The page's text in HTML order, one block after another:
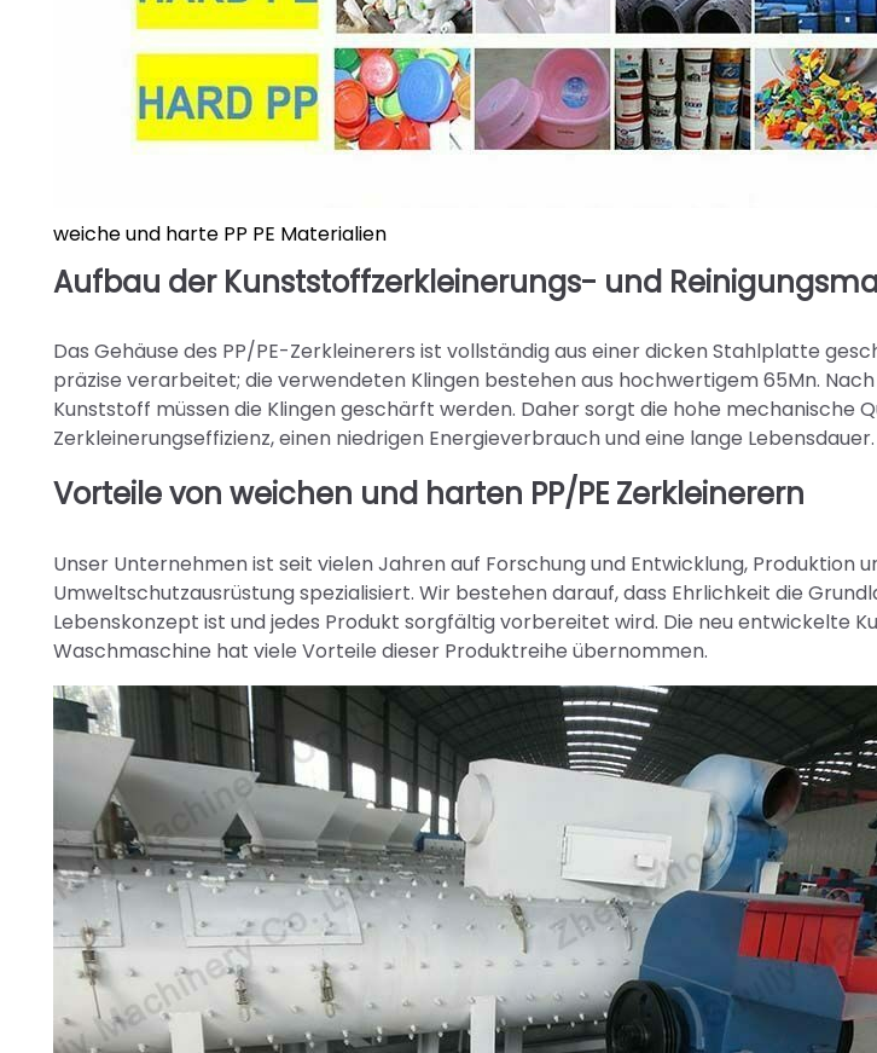
weiche und harte PP PE Materialien
Aufbau der Kunststoffzerkleinerungs- und
Das Gehäuse des PP/PE-Zerkleinerers ist vollständig aus einer dicken Stahlplatte
präzise verarbeitet; die verwendeten Klingen bestehen aus hochwertigem 65Mn.
Kunststoff müssen die Klingen geschärft werden. Daher sorgt die hohe mechanische
Zerkleinerungseffizienz, einen niedrigen Energieverbrauch und eine lange Lebensdauer.
Vorteile von weichen und harten PP/PE Zerkleinerern
Unser Unternehmen ist seit vielen Jahren auf Forschung und Entwicklung, Produktion
Umweltschutzausrüstung spezialisiert. Wir bestehen darauf, dass Ehrlichkeit die
Lebenskonzept ist und jedes Produkt sorgfältig vorbereitet wird. Die neu entwickelte
Waschmaschine hat viele Vorteile dieser Produktreihe übernommen.